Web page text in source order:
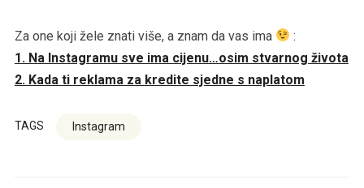
Za one koji žele znati više, a znam da vas ima
:
1. Na Instagramu sve ima cijenu…osim stvarnog života
2. Kada ti reklama za kredite sjedne s naplatom
TAGS Instagram